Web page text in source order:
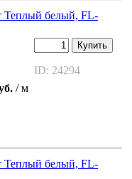
Теплый белый, FL-
/ м
Купить
ID: 24294
Теплый белый, FL-